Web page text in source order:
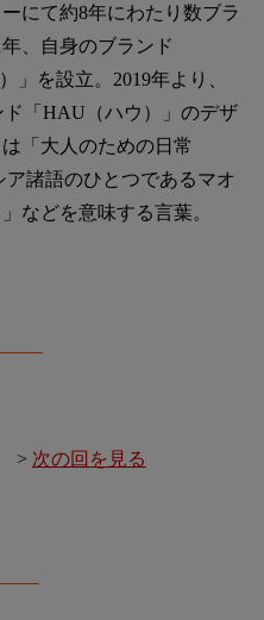
にて約8年にわたり数ブラ
、自身のブランド
」を設立。2019年より、
「HAU（ハウ）」のデザ
「大人のための日常
諸語のひとつであるマオ
などを意味する言葉。
次の回を見る